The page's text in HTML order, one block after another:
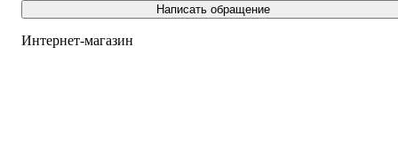
Написать обращение
Интернет-магазин